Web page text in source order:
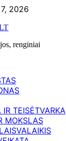
2026
renginiai
TEISĖTVARKA
MOKSLAS